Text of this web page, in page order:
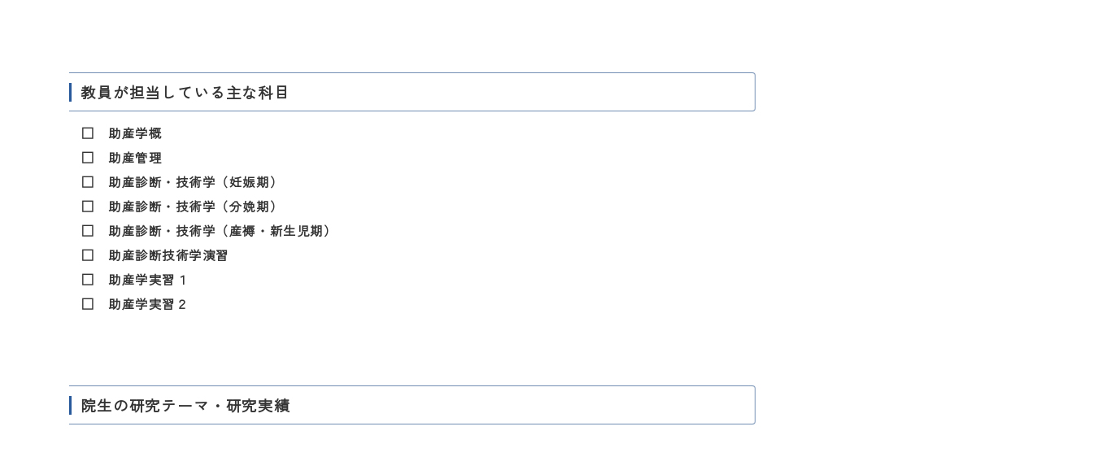
教員が担当している主な科目
□ 助産学概
□ 助産管理
□ 助産診断・技術学（妊娠期）
□ 助産診断・技術学（分娩期）
□ 助産診断・技術学（産褥・新生児期）
□ 助産診断技術学演習
□ 助産学実習１
□ 助産学実習２
院生の研究テーマ・研究実績